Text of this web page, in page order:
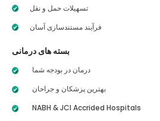
تسهیلات حمل و نقل
فرآیند مستندسازی آسان
بسته های درمانی
درمان در بودجه شما
بهترین پزشکان و جراحان
NABH & JCI Accrided Hospitals